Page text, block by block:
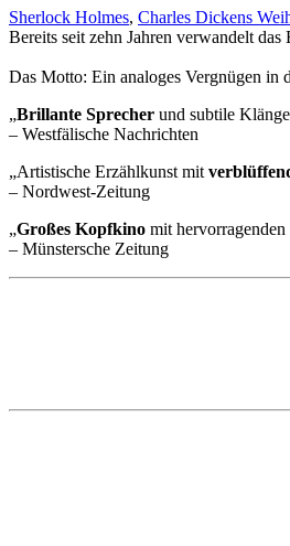
Sherlock Holmes, Charles Dickens
Bereits seit zehn Jahren verwandelt
Das Motto: Ein analoges Vergnügen in
„Brillante Sprecher und subtile
– Westfälische Nachrichten
„Artistische Erzählkunst mit
– Nordwest-Zeitung
„Großes Kopfkino mit
– Münstersche Zeitung